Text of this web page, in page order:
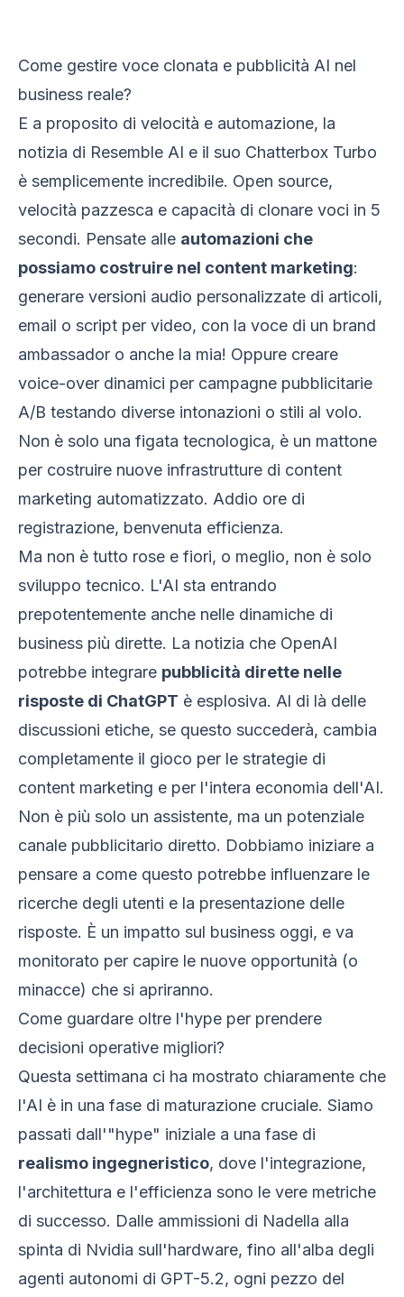
Come gestire voce clonata e pubblicità AI nel
business reale?
E a proposito di velocità e automazione, la
notizia di Resemble AI e il suo Chatterbox Turbo
è semplicemente incredibile. Open source,
velocità pazzesca e capacità di clonare voci in 5
secondi. Pensate alle automazioni che
possiamo costruire nel content marketing:
generare versioni audio personalizzate di articoli,
email o script per video, con la voce di un brand
ambassador o anche la mia! Oppure creare
voice-over dinamici per campagne pubblicitarie
A/B testando diverse intonazioni o stili al volo.
Non è solo una figata tecnologica, è un mattone
per costruire nuove infrastrutture di content
marketing automatizzato. Addio ore di
registrazione, benvenuta efficienza.
Ma non è tutto rose e fiori, o meglio, non è solo
sviluppo tecnico. L'AI sta entrando
prepotentemente anche nelle dinamiche di
business più dirette. La notizia che OpenAI
potrebbe integrare pubblicità dirette nelle
risposte di ChatGPT è esplosiva. Al di là delle
discussioni etiche, se questo succederà, cambia
completamente il gioco per le strategie di
content marketing e per l'intera economia dell'AI.
Non è più solo un assistente, ma un potenziale
canale pubblicitario diretto. Dobbiamo iniziare a
pensare a come questo potrebbe influenzare le
ricerche degli utenti e la presentazione delle
risposte. È un impatto sul business oggi, e va
monitorato per capire le nuove opportunità (o
minacce) che si apriranno.
Come guardare oltre l'hype per prendere
decisioni operative migliori?
Questa settimana ci ha mostrato chiaramente che
l'AI è in una fase di maturazione cruciale. Siamo
passati dall'"hype" iniziale a una fase di
realismo ingegneristico, dove l'integrazione,
l'architettura e l'efficienza sono le vere metriche
di successo. Dalle ammissioni di Nadella alla
spinta di Nvidia sull'hardware, fino all'alba degli
agenti autonomi di GPT-5.2, ogni pezzo del